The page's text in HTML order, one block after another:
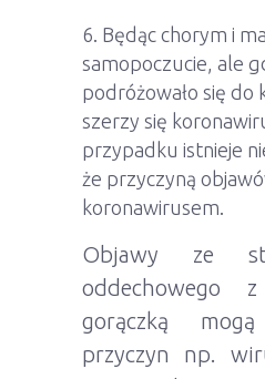
Będąc chorym i
samopoczucie, ale
podróżowało się do
szerzy się
przypadku istnieje
że przyczyną
koronawirusem.
Objawy ze
oddechowego z
gorączką
przyczyn np.